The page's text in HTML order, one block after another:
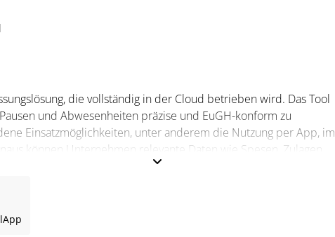
die vollständig in der Cloud betrieben wird. Das Tool
und Abwesenheiten präzise und EuGH-konform zu
Einsatzmöglichkeiten, unter anderem die Nutzung per App, im
können Unternehmen relevante Daten wie Spesen, Zulagen
die flexible Integration verschiedener Zeiterfassungsmodelle
App